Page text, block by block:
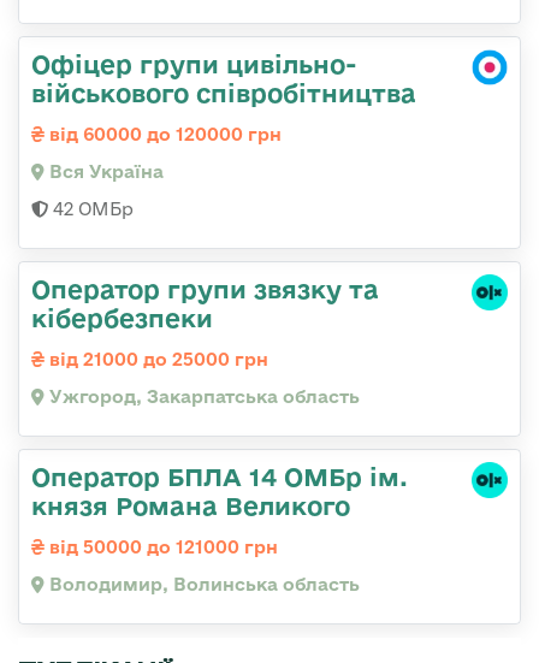
Офіцер групи цивільно-
військового співробітництва
від 60000 до 120000 грн
Вся Україна
42 ОМБр
Оператор групи звязку та
кібербезпеки
від 21000 до 25000 грн
Ужгород, Закарпатська область
Оператор БПЛА 14 ОМБр ім.
князя Романа Великого
від 50000 до 121000 грн
Володимир, Волинська область